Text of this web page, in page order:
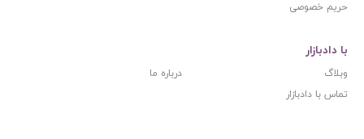
حریم خصوصی
با دادبازار
وبلاگ
درباره ما
تماس با دادبازار